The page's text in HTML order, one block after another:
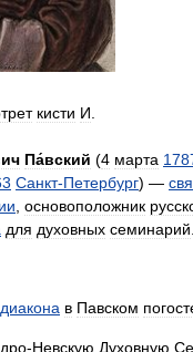
кисти И
Па́вский (4 марта
Санкт-Петербург) —
основоположник
для духовных семинарий
диакона в Павском
-Невскую Духовную